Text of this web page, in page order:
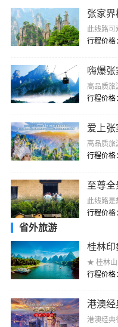
张家
此线路可
电影《阿
行程价格：
嗨爆
高品质旅
低价坑团
行程价格：
爱上
高品质旅
低价坑团
行程价格：
至尊
此线路是
选，长沙
行程价格：
省外旅游
桂林印
★ 桂林山
杉湖，演
行程价格
港澳经
港澳经典